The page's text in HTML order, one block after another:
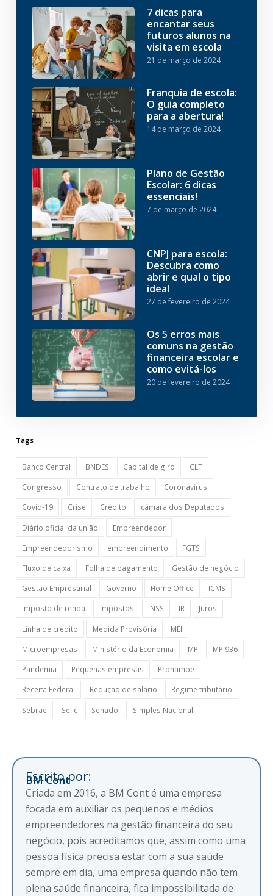
7 dicas para
encantar seus
futuros alunos na
visita em escola
21 de março de 2024
Franquia de escola:
O guia completo
para a abertura!
14 de março de 2024
Plano de Gestão
Escolar: 6 dicas
essenciais!
7 de março de 2024
CNPJ para escola:
Descubra como
abrir e qual o tipo
ideal
27 de fevereiro de 2024
Os 5 erros mais
comuns na gestão
financeira escolar e
como evitá-los
20 de fevereiro de 2024
Tags
Banco Central BNDES Capital de giro
CLT
Congresso
Contrato de trabalho
Coronavírus
Covid-19
Crise Crédito
câmara dos Deputados
Diário oficial da união
Empreendedor
Empreendedorismo
empreendimento
FGTS
Fluxo de caixa
Folha de pagamento
Gestão de negócio
Gestão Empresarial
Governo Home Office
ICMS
Imposto de renda
Impostos INSS IR
Juros
Linha de crédito
Medida Provisória
MEI
Microempresas
Ministério da Economia MP
MP 936
Pandemia
Pequenas empresas
Pronampe
Receita Federal
Redução de salário
Regime tributário
Sebrae
Selic Senado Simples Nacional
Escrito por:
BM Cont
Criada em 2016, a BM Cont é uma empresa
focada em auxiliar os pequenos e médios
empreendedores na gestão financeira do seu
negócio, pois acreditamos que, assim como uma
pessoa física precisa estar com a sua saúde
sempre em dia, uma empresa quando não tem
plena saúde financeira, fica impossibilitada de